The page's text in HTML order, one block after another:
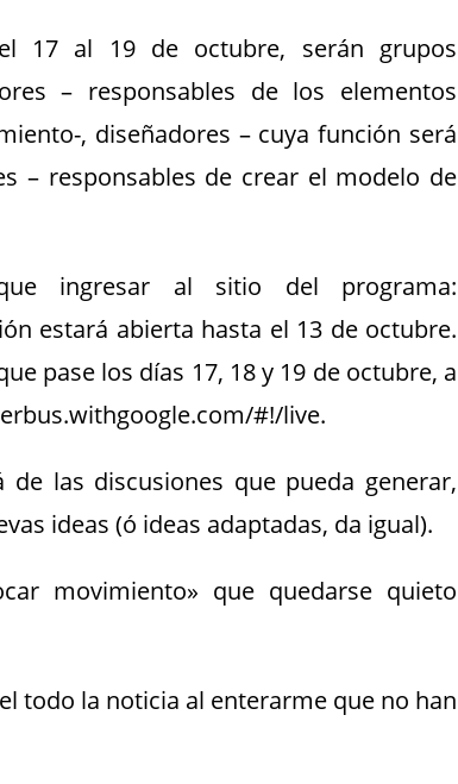
17 al 19 de octubre, serán grupos
– responsables de los elementos
, diseñadores – cuya función será
– responsables de crear el modelo de
ingresar al sitio del programa:
estará abierta hasta el 13 de octubre.
pase los días 17, 18 y 19 de octubre, a
#!/live.
las discusiones que pueda generar,
ideas (ó ideas adaptadas, da igual).
movimiento» que quedarse quieto
todo la noticia al enterarme que no han